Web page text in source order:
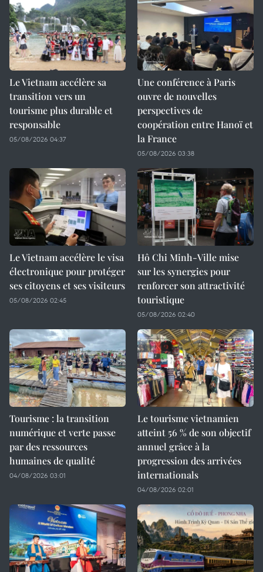
Le Vietnam accélère sa
transition vers un
tourisme plus durable et
responsable
05/08/2026 04:37
Une conférence à Paris
ouvre de nouvelles
perspectives de
coopération entre Hanoï et
la France
05/08/2026 03:38
Le Vietnam accélère le visa
électronique pour protéger
ses citoyens et ses visiteurs
05/08/2026 02:45
Hô Chi Minh-Ville mise
sur les synergies pour
renforcer son attractivité
touristique
05/08/2026 02:40
Tourisme : la transition
numérique et verte passe
par des ressources
humaines de qualité
04/08/2026 03:01
Le tourisme vietnamien
atteint 56 % de son objectif
annuel grâce à la
progression des arrivées
internationals
04/08/2026 02:01